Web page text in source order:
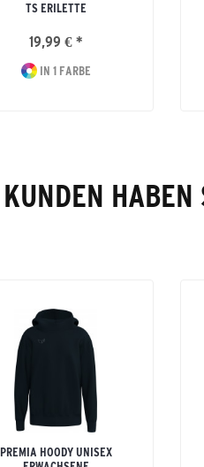
TS ERILETTE
19,99 € *
IN 1 FARBE
KUNDEN HABEN
PREMIA HOODY UNISEX